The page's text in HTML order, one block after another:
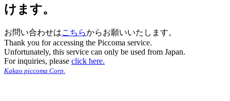
けます。
お問い合わせはこちらからお願いいたします。
Thank you for accessing the Piccoma service.
Unfortunately, this service can only be used from Japan.
For inquiries, please click here.
Kakao piccoma Corp.